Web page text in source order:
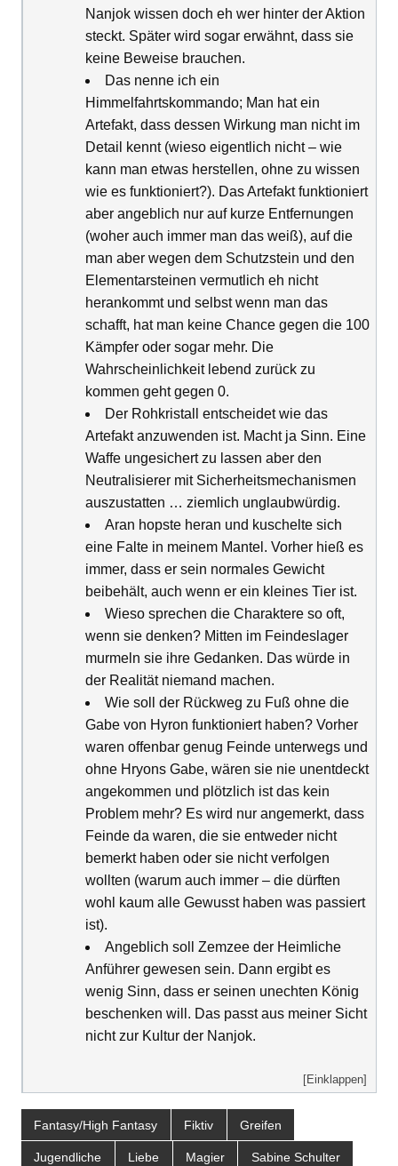
Nanjok wissen doch eh wer hinter der Aktion
steckt. Später wird sogar erwähnt, dass sie
keine Beweise brauchen.
Das nenne ich ein
Himmelfahrtskommando; Man hat ein
Artefakt, dass dessen Wirkung man nicht im
Detail kennt (wieso eigentlich nicht – wie
kann man etwas herstellen, ohne zu wissen
wie es funktioniert?). Das Artefakt funktioniert
aber angeblich nur auf kurze Entfernungen
(woher auch immer man das weiß), auf die
man aber wegen dem Schutzstein und den
Elementarsteinen vermutlich eh nicht
herankommt und selbst wenn man das
schafft, hat man keine Chance gegen die 100
Kämpfer oder sogar mehr. Die
Wahrscheinlichkeit lebend zurück zu
kommen geht gegen 0.
Der Rohkristall entscheidet wie das
Artefakt anzuwenden ist. Macht ja Sinn. Eine
Waffe ungesichert zu lassen aber den
Neutralisierer mit Sicherheitsmechanismen
auszustatten … ziemlich unglaubwürdig.
Aran hopste heran und kuschelte sich
eine Falte in meinem Mantel. Vorher hieß es
immer, dass er sein normales Gewicht
beibehält, auch wenn er ein kleines Tier ist.
Wieso sprechen die Charaktere so oft,
wenn sie denken? Mitten im Feindeslager
murmeln sie ihre Gedanken. Das würde in
der Realität niemand machen.
Wie soll der Rückweg zu Fuß ohne die
Gabe von Hyron funktioniert haben? Vorher
waren offenbar genug Feinde unterwegs und
ohne Hryons Gabe, wären sie nie unentdeckt
angekommen und plötzlich ist das kein
Problem mehr? Es wird nur angemerkt, dass
Feinde da waren, die sie entweder nicht
bemerkt haben oder sie nicht verfolgen
wollten (warum auch immer – die dürften
wohl kaum alle Gewusst haben was passiert
ist).
Angeblich soll Zemzee der Heimliche
Anführer gewesen sein. Dann ergibt es
wenig Sinn, dass er seinen unechten König
beschenken will. Das passt aus meiner Sicht
nicht zur Kultur der Nanjok.
[Einklappen]
Fantasy/High Fantasy Fiktiv Greifen
Jugendliche Liebe Magier Sabine Schulter